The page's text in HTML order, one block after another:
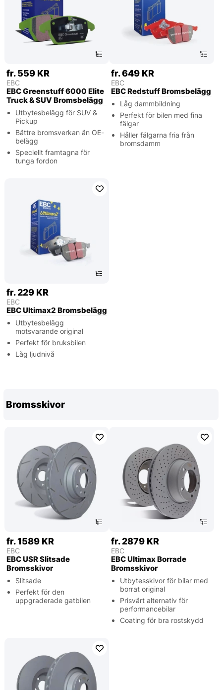
fr. 559 KR
EBC
EBC Greenstuff 6000 Elite
Truck & SUV Bromsbelägg
Utbytesbelägg för SUV &
Pickup
Bättre bromsverkan än OE-
belägg
Speciellt framtagna för
tunga fordon
fr. 649 KR
EBC
EBC Redstuff Bromsbelägg
Låg dammbildning
Perfekt för bilen med fina
fälgar
Håller fälgarna fria från
bromsdamm
fr. 229 KR
EBC
EBC Ultimax2 Bromsbelägg
Utbytesbelägg
motsvarande original
Perfekt för bruksbilen
Låg ljudnivå
Bromsskivor
fr. 1589 KR
EBC
EBC USR Slitsade
Bromsskivor
Slitsade
Perfekt för den
uppgraderade gatbilen
fr. 2879 KR
EBC
EBC Ultimax Borrade
Bromsskivor
Utbytesskivor för bilar med
borrat original
Prisvärt alternativ för
performancebilar
Coating för bra rostskydd